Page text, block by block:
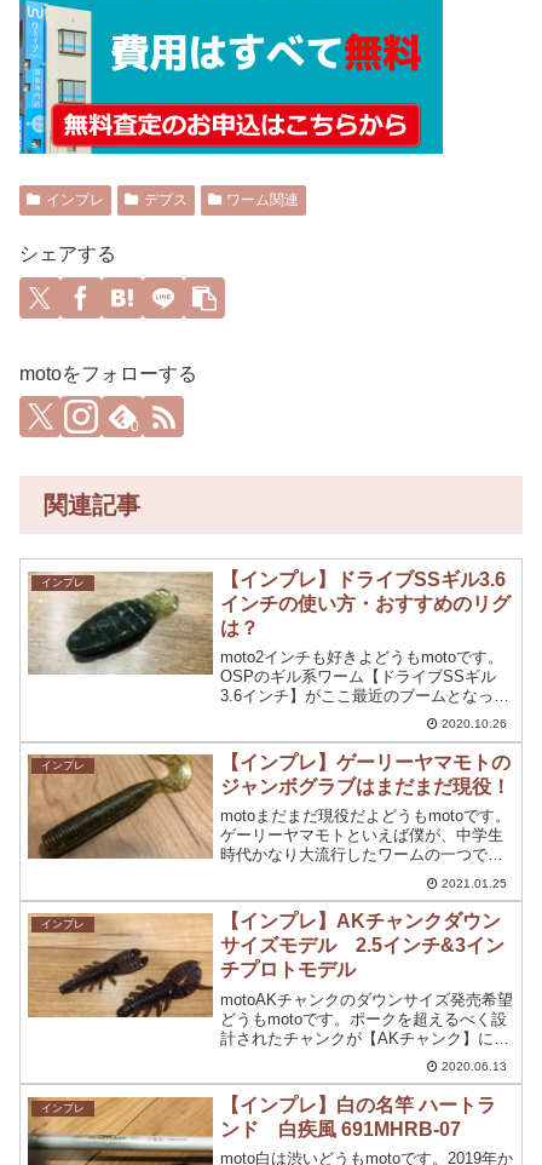
インプレ デプス ワーム関連
シェアする
motoをフォローする
0
関連記事
インプレ
【インプレ】ドライブSSギル3.6
インチの使い方・おすすめのリグ
は？
moto2インチも好きよどうもmotoです。
OSPのギル系ワーム【ドライブSSギル
3.6インチ】がここ最近のブームとなって
います。ことの発端は、ドライブSSギル
2インチを使用してから虜になってきてい
ます。個人的には、ギル系ワームがかな
り好き...
2020.10.26
インプレ
【インプレ】ゲーリーヤマモトの
ジャンボグラブはまだまだ現役！
motoまだまだ現役だよどうもmotoです。
ゲーリーヤマモトといえば僕が、中学生
時代かなり大流行したワームの一つです
が今尚現役ワームの一つですよね。ゲー
リーヤマモトの中でも、様々ワームが存
在しますが実際はワームの発売元が違う
ってのがあるんで...
2021.01.25
インプレ
【インプレ】AKチャンクダウン
サイズモデル 2.5インチ&3イン
チプロトモデル
motoAKチャンクのダウンサイズ発売希望
どうもmotoです。ポークを超えるべく設
計されたチャンクが【AKチャンク】にな
りますが、今回キープキャストで販売さ
れてる予定だったプロトモデルの詰め合
わせの中にAKチャンク 2.5インチ&3イ
ンチが...
2020.06.13
インプレ
【インプレ】白の名竿 ハートラ
ンド 白疾風 691MHRB-07
moto白は渋いどうもmotoです。2019年か